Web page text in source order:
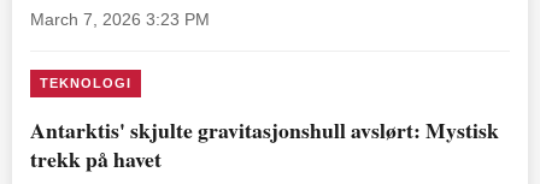
March 7, 2026 3:23 PM
TEKNOLOGI
Antarktis' skjulte gravitasjonshull avslørt: Mystisk
trekk på havet